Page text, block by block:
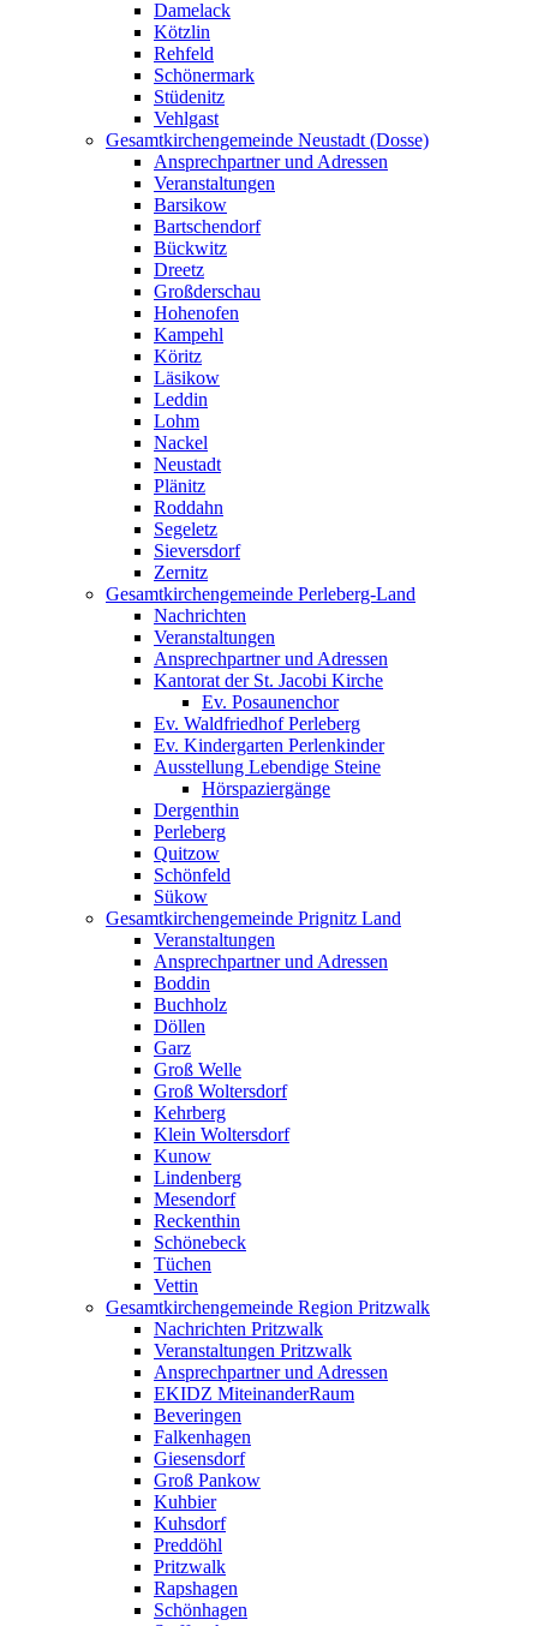
Damelack
Kötzlin
Rehfeld
Schönermark
Stüdenitz
Vehlgast
Gesamtkirchengemeinde Neustadt (Dosse)
Ansprechpartner und Adressen
Veranstaltungen
Barsikow
Bartschendorf
Bückwitz
Dreetz
Großderschau
Hohenofen
Kampehl
Köritz
Läsikow
Leddin
Lohm
Nackel
Neustadt
Plänitz
Roddahn
Segeletz
Sieversdorf
Zernitz
Gesamtkirchengemeinde Perleberg-Land
Nachrichten
Veranstaltungen
Ansprechpartner und Adressen
Kantorat der St. Jacobi Kirche
Ev. Posaunenchor
Ev. Waldfriedhof Perleberg
Ev. Kindergarten Perlenkinder
Ausstellung Lebendige Steine
Hörspaziergänge
Dergenthin
Perleberg
Quitzow
Schönfeld
Sükow
Gesamtkirchengemeinde Prignitz Land
Veranstaltungen
Ansprechpartner und Adressen
Boddin
Buchholz
Döllen
Garz
Groß Welle
Groß Woltersdorf
Kehrberg
Klein Woltersdorf
Kunow
Lindenberg
Mesendorf
Reckenthin
Schönebeck
Tüchen
Vettin
Gesamtkirchengemeinde Region Pritzwalk
Nachrichten Pritzwalk
Veranstaltungen Pritzwalk
Ansprechpartner und Adressen
EKIDZ MiteinanderRaum
Beveringen
Falkenhagen
Giesensdorf
Groß Pankow
Kuhbier
Kuhsdorf
Preddöhl
Pritzwalk
Rapshagen
Schönhagen